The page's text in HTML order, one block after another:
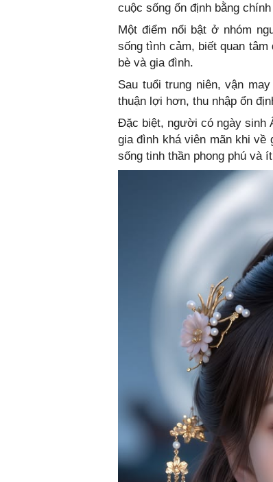
cuộc sống ổn định bằng
Một điểm nổi bật ở nhóm
sống tình cảm, biết quan
bè và gia đình.
Sau tuổi trung niên, vận
thuận lợi hơn, thu nhập ổn
Đặc biệt, người có ngày sinh
gia đình khá viên mãn khi về
sống tinh thần phong phú và